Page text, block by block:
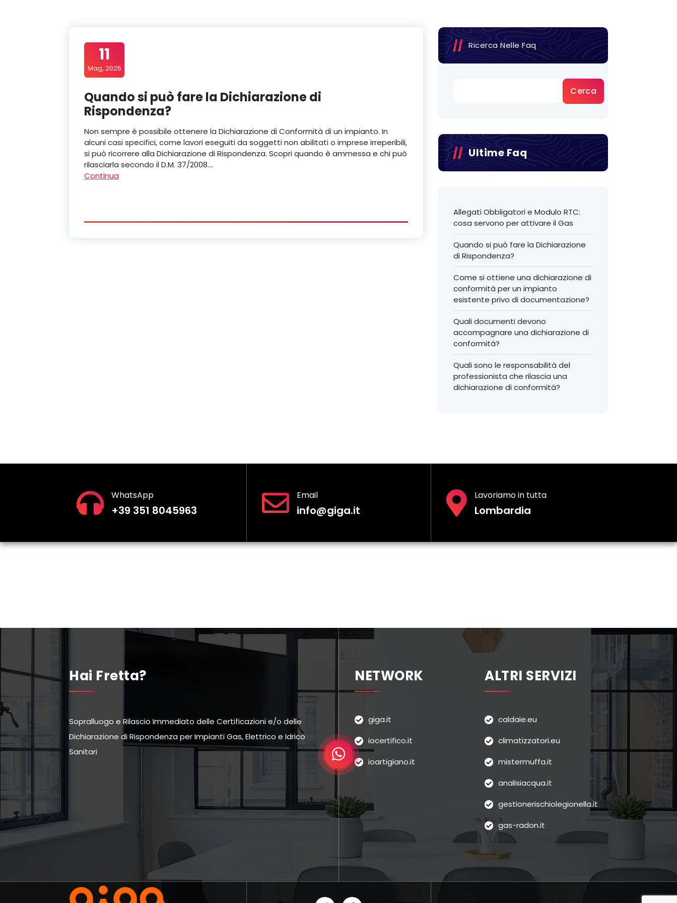
11
Mag, 2025
Quando si può fare la Dichiarazione di
Rispondenza?
Non sempre è possibile ottenere la Dichiarazione di Conformità di un impianto. In
alcuni casi specifici, come lavori eseguiti da soggetti non abilitati o imprese irreperibili,
si può ricorrere alla Dichiarazione di Rispondenza. Scopri quando è ammessa e chi può
rilasciarla secondo il D.M. 37/2008.…
Continua
Ricerca Nelle Faq
Cerca
Ultime Faq
Allegati Obbligatori e Modulo RTC:
cosa servono per attivare il Gas
Quando si può fare la Dichiarazione
di Rispondenza?
Come si ottiene una dichiarazione di
conformità per un impianto
esistente privo di documentazione?
Quali documenti devono
accompagnare una dichiarazione di
conformità?
Quali sono le responsabilità del
professionista che rilascia una
dichiarazione di conformità?
WhatsApp
+39 351 8045963
Email
info@giga.it
Lavoriamo in tutta
Lombardia
Hai Fretta?
Sopralluogo e Rilascio Immediato delle Certificazioni e/o delle
Dichiarazione di Rispondenza per Impianti Gas, Elettrico e Idrico
Sanitari
NETWORK
giga.it
iocertifico.it
ioartigiano.it
ALTRI SERVIZI
caldaie.eu
climatizzatori.eu
mistermuffa.it
analisiacqua.it
gestionerischiolegionella.it
gas-radon.it